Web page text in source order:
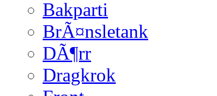
Bakparti
BrÃ¤nsletank
DÃ¶rr
Dragkrok